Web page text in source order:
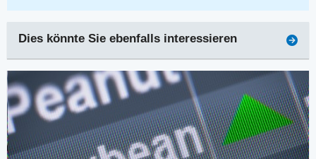
Dies könnte Sie ebenfalls interessieren